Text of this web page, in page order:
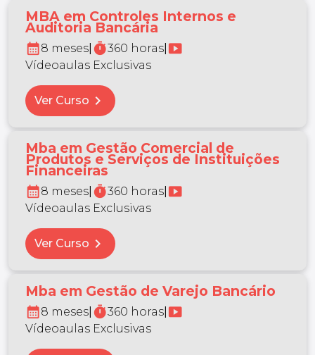
MBA em Controles Internos e
Auditoria Bancária
calendar_month8 meses timer360 horas smart_display
Vídeoaulas Exclusivas
Ver Curso chevron_right
Mba em Gestão Comercial de
Produtos e Serviços de Instituições
Financeiras
calendar_month8 meses timer360 horas smart_display
Vídeoaulas Exclusivas
Ver Curso chevron_right
Mba em Gestão de Varejo Bancário
calendar_month8 meses timer360 horas smart_display
Vídeoaulas Exclusivas